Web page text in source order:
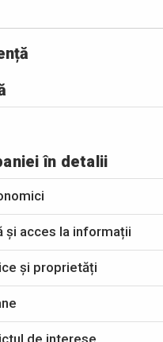
în detalii
și acces la informații
și proprietăți
de interese